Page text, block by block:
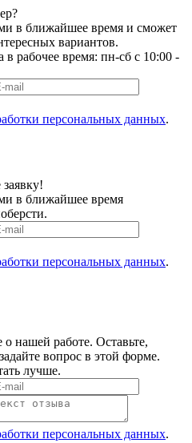
в ближайшее время и сможет
вариантов.
в рабочее время: пн-сб с 10:00 -
персональных данных.
в ближайшее время
персональных данных.
нашей работе. Оставьте,
вопрос в этой форме.
лучше.
персональных данных.